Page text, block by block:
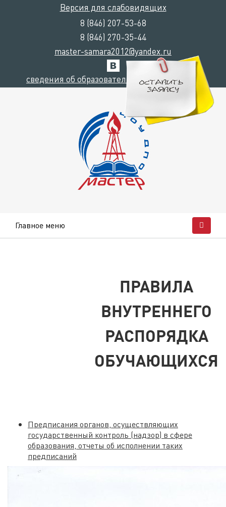
Версия для слабовидящих
8 (846) 207-53-68
8 (846) 270-35-44
master-samara2012@yandex.ru
сведения об образовательной организации
Главное меню
ПРАВИЛА
ВНУТРЕННЕГО
РАСПОРЯДКА
ОБУЧАЮЩИХСЯ
Предписания органов, осуществляющих
государственный контроль (надзор) в сфере
образования, отчеты об исполнении таких
предписаний